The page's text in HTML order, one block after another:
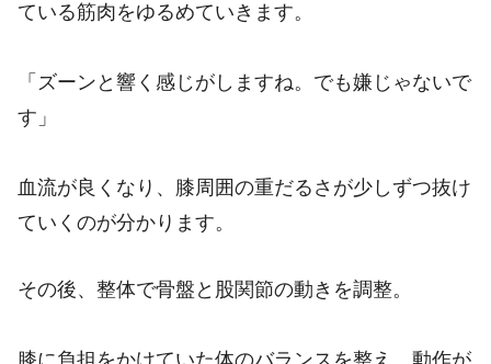
ている筋肉をゆるめていきます。
「ズーンと響く感じがしますね。でも嫌じゃないで
す」
血流が良くなり、膝周囲の重だるさが少しずつ抜け
ていくのが分かります。
その後、整体で骨盤と股関節の動きを調整。
膝に負担をかけていた体のバランスを整え、動作が